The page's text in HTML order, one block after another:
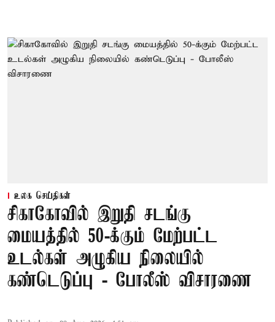
உலக செய்திகள்
சிகாகோவில் இறுதி சடங்கு
மையத்தில் 50-க்கும் மேற்பட்ட
உடல்கள் அழுகிய நிலையில்
கண்டெடுப்பு - போலீஸ் விசாரணை